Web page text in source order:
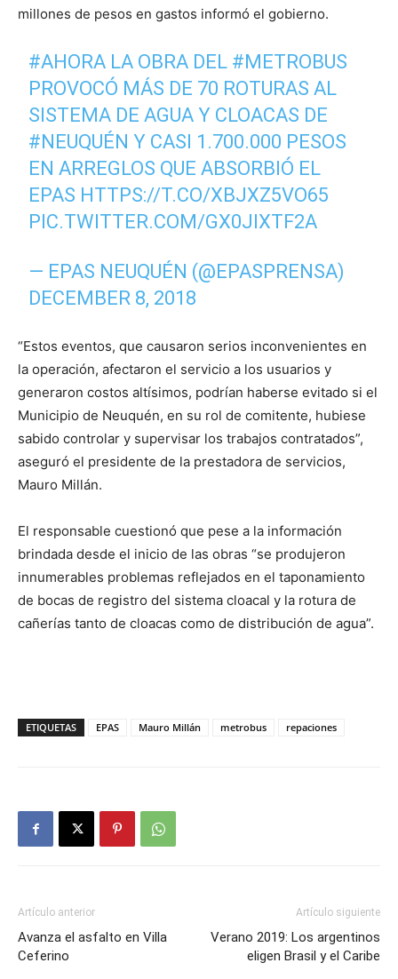
millones de pesos en gastos informó el gobierno.
#AHORA LA OBRA DEL #METROBUS
PROVOCÓ MÁS DE 70 ROTURAS AL
SISTEMA DE AGUA Y CLOACAS DE
#NEUQUÉN Y CASI 1.700.000 PESOS
EN ARREGLOS QUE ABSORBIÓ EL
EPAS HTTPS://T.CO/XBJXZ5VO65
PIC.TWITTER.COM/GX0JIXTF2A
— EPAS NEUQUÉN (@EPASPRENSA)
DECEMBER 8, 2018
“Estos eventos, que causaron serios inconvenientes en
la operación, afectaron el servicio a los usuarios y
generaron costos altísimos, podrían haberse evitado si el
Municipio de Neuquén, en su rol de comitente, hubiese
sabido controlar y supervisar los trabajos contratados”,
aseguró el presidente de la prestadora de servicios,
Mauro Millán.
El responsable cuestionó que pese a la información
brindada desde el inicio de las obras “se produjeron
innumerables problemas reflejados en el taponamiento
de bocas de registro del sistema cloacal y la rotura de
cañerías tanto de cloacas como de distribución de agua”.
ETIQUETAS EPAS Mauro Millán metrobus repaciones
Artículo anterior
Avanza el asfalto en Villa
Ceferino
Artículo siguiente
Verano 2019: Los argentinos
eligen Brasil y el Caribe